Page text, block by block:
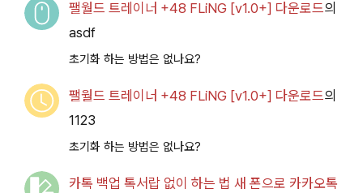
팰월드 트레이너 +48 FLiNG [v1.0+] 다운로드의
asdf
초기화 하는 방법은 없나요?
팰월드 트레이너 +48 FLiNG [v1.0+] 다운로드의
1123
초기화 하는 방법은 없나요?
카톡 백업 톡서랍 없이 하는 법 새 폰으로 카카오톡